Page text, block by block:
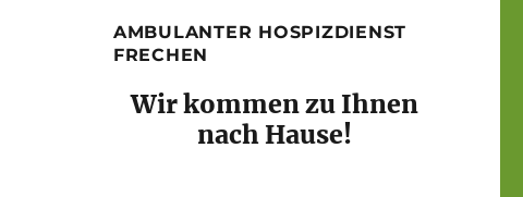
AMBULANTER HOSPIZDIENST
FRECHEN
Wir kommen zu Ihnen
nach Hause!